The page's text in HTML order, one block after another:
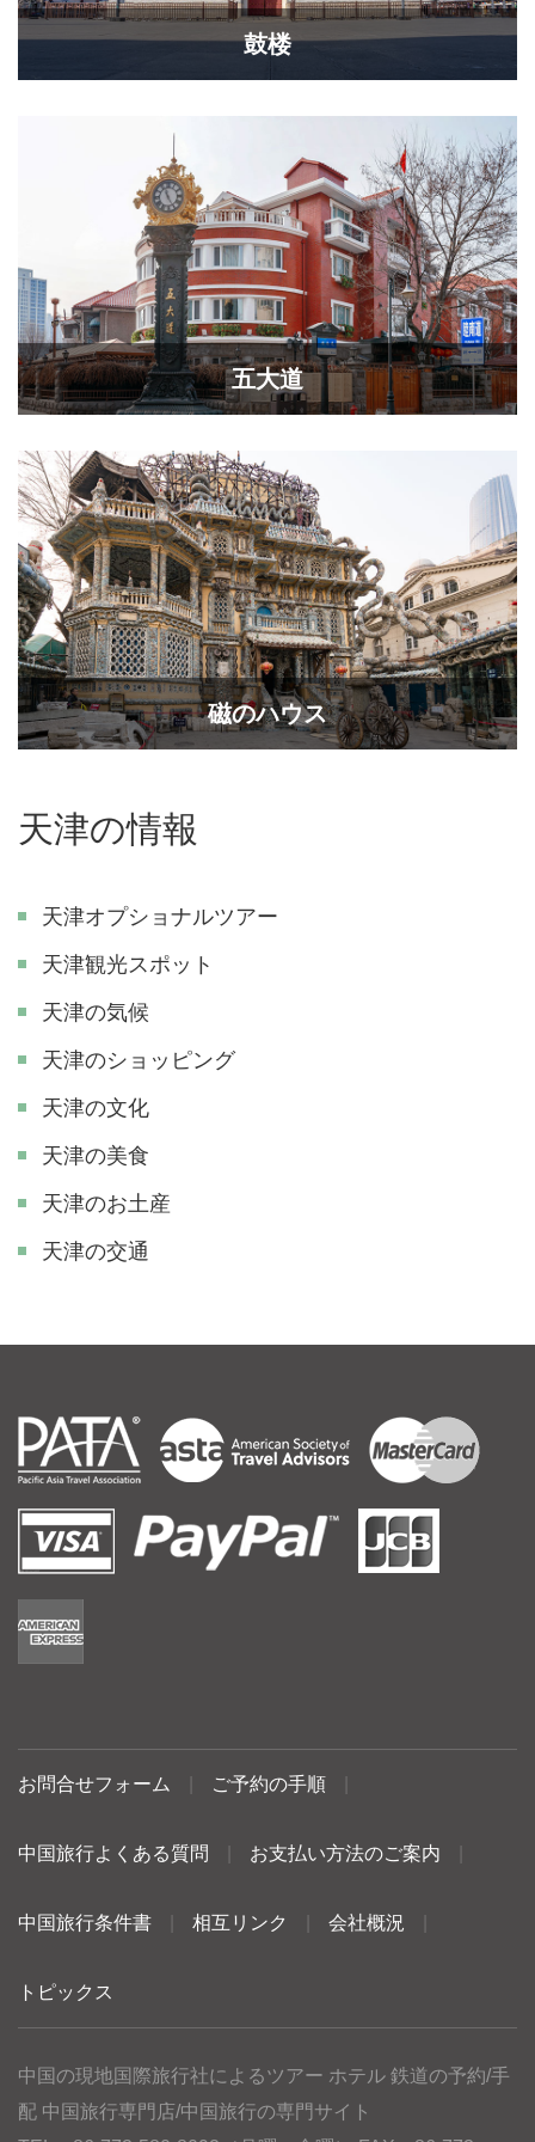
鼓楼
五大道
磁のハウス
天津の情報
天津オプショナルツアー
天津観光スポット
天津の気候
天津のショッピング
天津の文化
天津の美食
天津のお土産
天津の交通
お問合せフォーム ご予約の手順
中国旅行よくある質問 お支払い方法のご案内
中国旅行条件書 相互リンク 会社概況
トピックス
中国の現地国際旅行社によるツアー ホテル 鉄道の予約/手
配 中国旅行専門店/中国旅行の専門サイト